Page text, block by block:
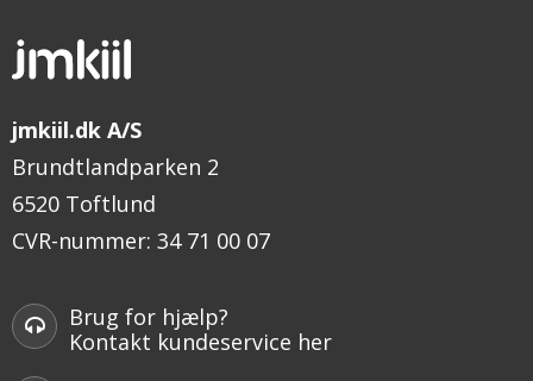
jmkiil.dk A/S
Brundtlandparken 2
6520 Toftlund
CVR-nummer: 34 71 00 07
Brug for hjælp?
Kontakt kundeservice her